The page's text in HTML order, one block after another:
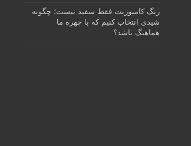
رنگ کامپوزیت فقط سفید نیست؛ چگونه
شیدی انتخاب کنیم که با چهره ما
هماهنگ باشد؟